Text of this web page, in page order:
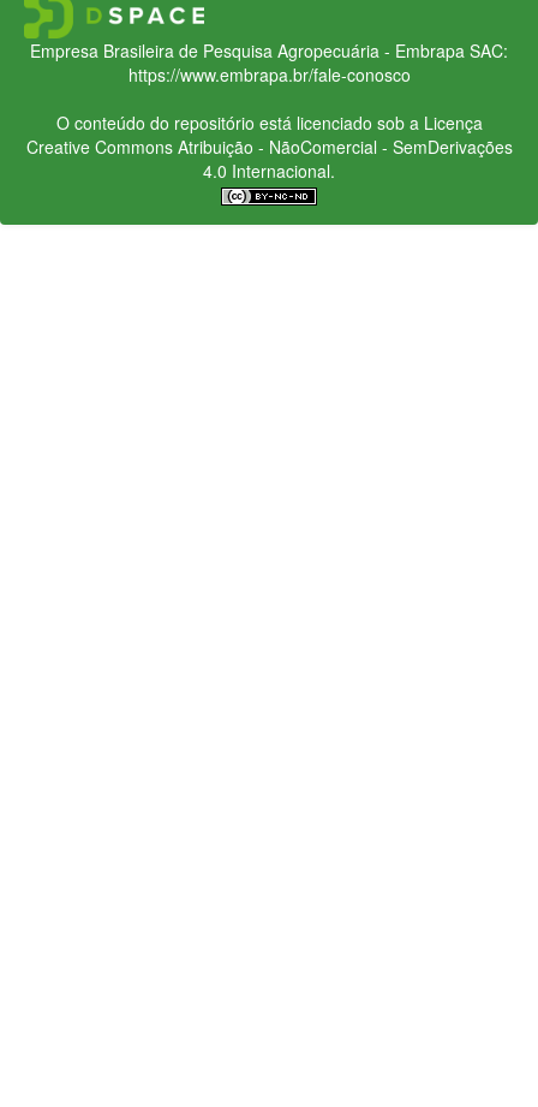
Empresa Brasileira de Pesquisa Agropecuária - Embrapa SAC:
https://www.embrapa.br/fale-conosco
O conteúdo do repositório está licenciado sob a Licença
Creative CommonsAtribuição - NãoComercial - SemDerivações
4.0 Internacional.